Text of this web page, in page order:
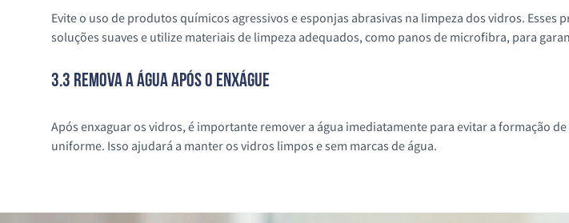
Evite o uso de produtos químicos agressivos e esponjas abrasivas na limpeza dos vidros.
soluções suaves e utilize materiais de limpeza adequados, como panos de microfibra, para
3.3 Remova a Água Após o Enxágue
Após enxaguar os vidros, é importante remover a água imediatamente para evitar a formação
uniforme. Isso ajudará a manter os vidros limpos e sem marcas de água.